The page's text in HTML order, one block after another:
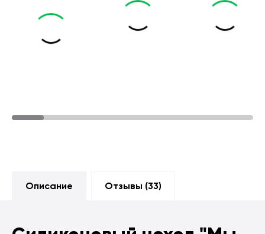
Описание Отзывы (33)